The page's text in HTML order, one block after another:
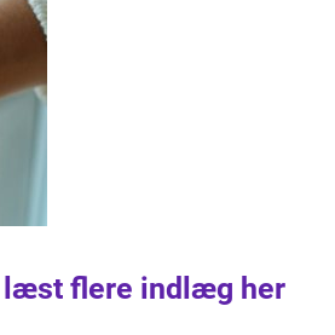
læst flere indlæg her